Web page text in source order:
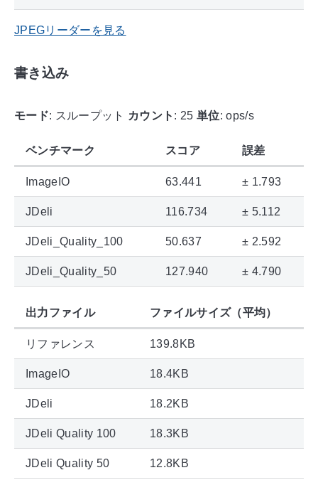
JPEGリーダーを見る
書き込み
モード: スループット カウント : 25 単位: ops/s
ベンチマーク スコア 誤差
ImageIO 63.441 ± 1.793
JDeli 116.734 ± 5.112
JDeli_Quality_100 50.637 ± 2.592
JDeli_Quality_50 127.940 ± 4.790
出力ファイル ファイルサイズ（平均）
リファレンス 139.8KB
ImageIO 18.4KB
JDeli 18.2KB
JDeli Quality 100 18.3KB
JDeli Quality 50 12.8KB